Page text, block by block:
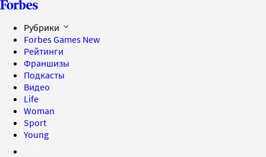
Рубрики
Forbes Games New
Рейтинги
Франшизы
Подкасты
Видео
Life
Woman
Sport
Young